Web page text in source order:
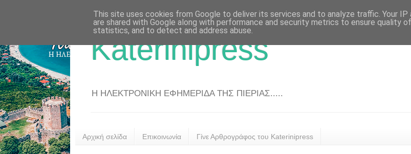
Katerinipress
Η ΗΛΕΚΤΡΟΝΙΚΗ ΕΦΗΜΕΡΙΔΑ ΤΗΣ ΠΙΕΡΙΑΣ.....
Αρχική σελίδα Επικοινωνία Γίνε Αρθρογράφος του Katerinipress
This site uses cookies from Google to deliver its services and to analyze traffic. Your IP
are shared with Google along with performance and security metrics to ensure quality
statistics, and to detect and address abuse.